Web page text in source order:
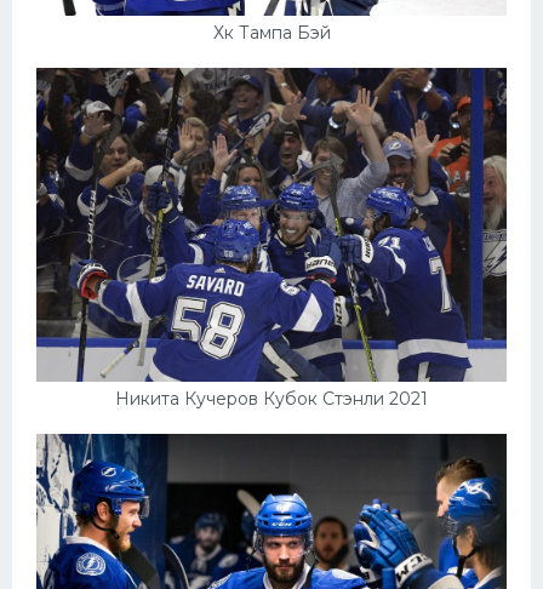
Хк Тампа Бэй
Никита Кучеров Кубок Стэнли 2021